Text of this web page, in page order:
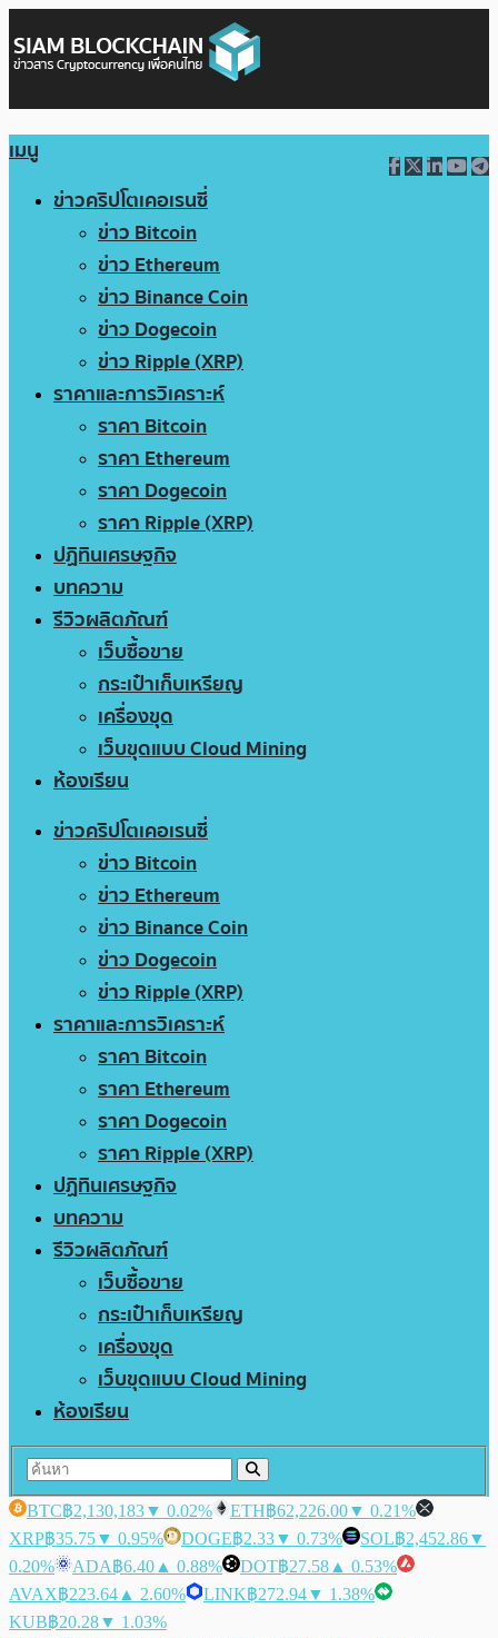
เมนู
ข่าวคริปโตเคอเรนซี่
ข่าว Bitcoin
ข่าว Ethereum
ข่าว Binance Coin
ข่าว Dogecoin
ข่าว Ripple (XRP)
ราคาและการวิเคราะห์
ราคา Bitcoin
ราคา Ethereum
ราคา Dogecoin
ราคา Ripple (XRP)
ปฏิทินเศรษฐกิจ
บทความ
รีวิวผลิตภัณฑ์
เว็บซื้อขาย
กระเป๋าเก็บเหรียญ
เครื่องขุด
เว็บขุดแบบ Cloud Mining
ห้องเรียน
ข่าวคริปโตเคอเรนซี่
ข่าว Bitcoin
ข่าว Ethereum
ข่าว Binance Coin
ข่าว Dogecoin
ข่าว Ripple (XRP)
ราคาและการวิเคราะห์
ราคา Bitcoin
ราคา Ethereum
ราคา Dogecoin
ราคา Ripple (XRP)
ปฏิทินเศรษฐกิจ
บทความ
รีวิวผลิตภัณฑ์
เว็บซื้อขาย
กระเป๋าเก็บเหรียญ
เครื่องขุด
เว็บขุดแบบ Cloud Mining
ห้องเรียน
BTC฿2,130,183▼ 0.02% ETH฿62,226.00▼ 0.21%
XRP฿35.75▼ 0.95% DOGE฿2.33▼ 0.73% SOL฿2,452.86▼
0.20%
ADA฿6.40 ▲ 0.88% DOT฿27.58 ▲ 0.53%
AVAX฿223.64 ▲ 2.60% LINK฿272.94▼ 1.38%
KUB฿20.28▼ 1.03%